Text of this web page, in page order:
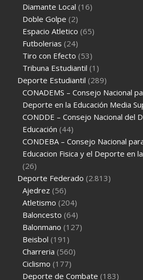
Diamante Local (16)
Doble Golpe (2)
Espacio Atletico (65)
Futbolerias (24)
Tiro con Efecto (53)
Tribuna Estudiantil (1)
Deporte Estudiantil (289)
CONADEMS – Consejo Nacional
Deporte en la Educación Media
CONDDE – Consejo Nacional del
Educación (44)
CONDEBA – Consejo Nacional
Educacion Fisica y el Deporte en
(26)
Deporte Federado (2.813)
Ajedrez (56)
Atletismo (204)
Baloncesto (64)
Balonmano (127)
Beisbol (191)
Charreria (560)
Ciclismo (177)
Deporte de Combate (183)